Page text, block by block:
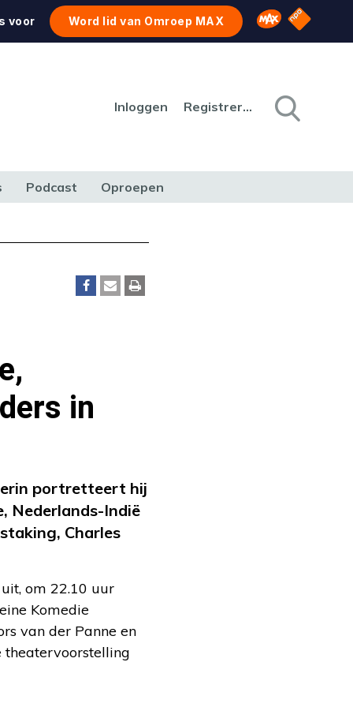
voor Word lid van Omroep MAX Omroep MAX
NPO
Inloggen Registreren
Podcast Oproepen
in
portretteert hij
Nederlands-Indië
Charles
om 22.10 uur
Komedie
van der Panne en